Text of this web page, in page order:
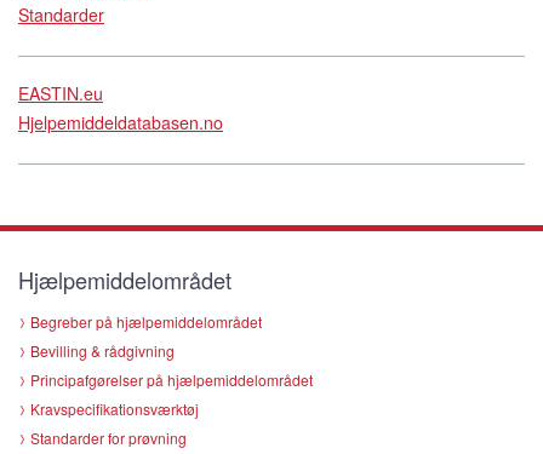
Standarder
EASTIN.eu
Hjelpemiddeldatabasen.no
Hjælpemiddelområdet
Begreber på hjælpemiddelområdet
Bevilling & rådgivning
Principafgørelser på hjælpemiddelområdet
Kravspecifikationsværktøj
Standarder for prøvning